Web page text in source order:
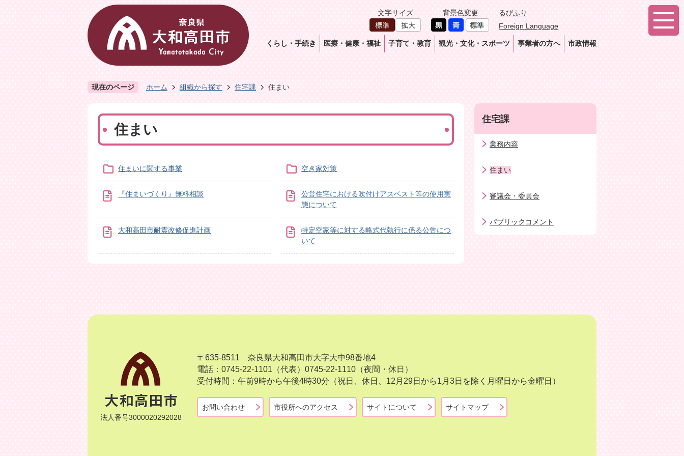
文字サイズ 背景色変更
るびふり
Foreign Language
くらし・手続き 医療・健康・福祉 子育て・教育 観光・文化・スポーツ 事業者の方へ 市政情報
現在のページ ホーム 組織から探す 住宅課 住まい
住まい
住まいに関する事業 空き家対策
『住まいづくり』無料相談
公営住宅における吹付けアスベスト等の使用実
態について
大和高田市耐震改修促進計画
特定空家等に対する略式代執行に係る公告につ
いて
住宅課
業務内容
住まい
審議会・委員会
パブリックコメント
法人番号3000020292028
〒635-8511 奈良県大和高田市大字大中98番地4
電話：0745-22-1101（代表） 0745-22-1110（夜間・休日）
受付時間：午前9時から午後4時30分（祝日、休日、12月29日から1月3日を除く月曜日から金曜日）
お問い合わせ 市役所へのアクセス サイトについて サイトマップ